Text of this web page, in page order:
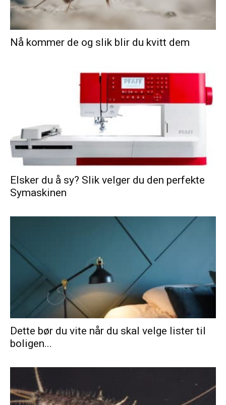
Nå kommer de og slik blir du kvitt dem
Elsker du å sy? Slik velger du den perfekte
Symaskinen
Dette bør du vite når du skal velge lister til
boligen...